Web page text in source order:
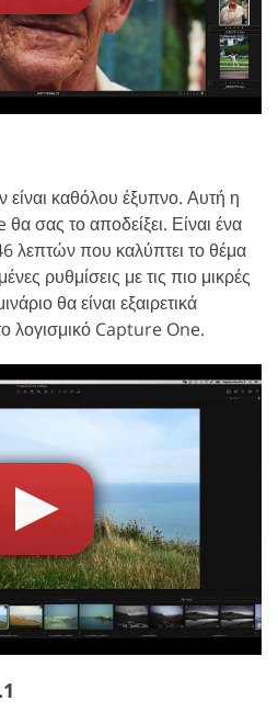
είναι καθόλου έξυπνο. Αυτή η
σας το αποδείξει. Είναι ένα
λεπτών που καλύπτει το θέμα
ρυθμίσεις με τις πιο μικρές
θα είναι εξαιρετικά
λογισμικό Capture One.